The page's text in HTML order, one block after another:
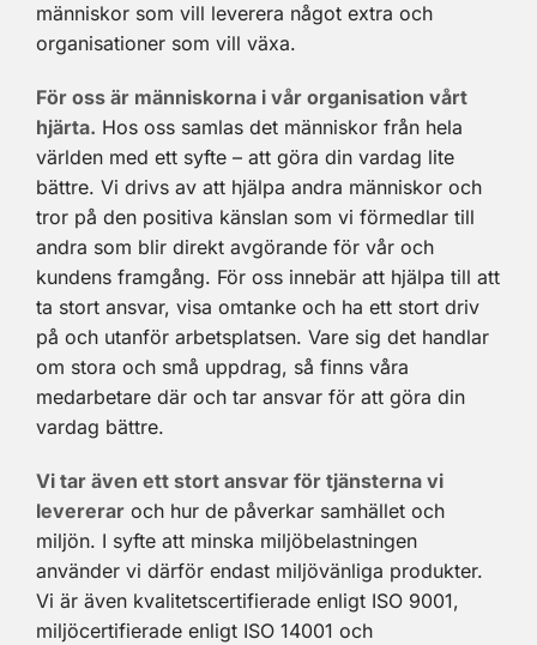
människor som vill leverera något extra och
organisationer som vill växa.
För oss är människorna i vår organisation vårt
hjärta. Hos oss samlas det människor från hela
världen med ett syfte – att göra din vardag lite
bättre. Vi drivs av att hjälpa andra människor och
tror på den positiva känslan som vi förmedlar till
andra som blir direkt avgörande för vår och
kundens framgång. För oss innebär att hjälpa till att
ta stort ansvar, visa omtanke och ha ett stort driv
på och utanför arbetsplatsen. Vare sig det handlar
om stora och små uppdrag, så finns våra
medarbetare där och tar ansvar för att göra din
vardag bättre.
Vi tar även ett stort ansvar för tjänsterna vi
levereraroch hur de påverkar samhället och
miljön. I syfte att minska miljöbelastningen
använder vi därför endast miljövänliga produkter.
Vi är även kvalitetscertifierade enligt ISO 9001,
miljöcertifierade enligt ISO 14001 och